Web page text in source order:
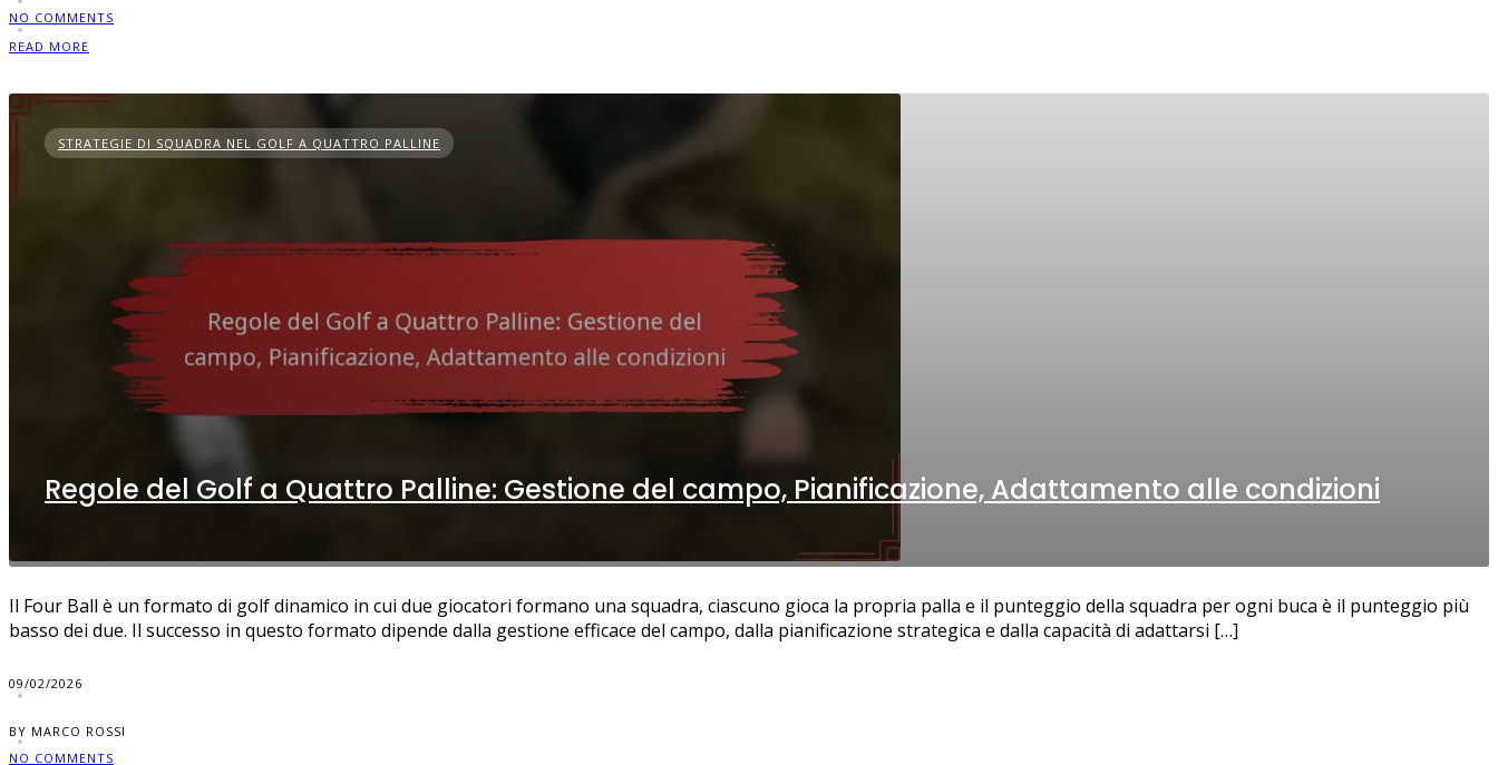
NO COMMENTS
READ MORE
STRATEGIE DI SQUADRA NEL GOLF A QUATTRO PALLINE
Regole del Golf a Quattro Palline: Gestione del campo, Pianificazione, Adattamento alle condizioni
Il Four Ball è un formato di golf dinamico in cui due giocatori formano una squadra, ciascuno gioca la propria palla e il punteggio della squadra per ogni buca è il punteggio più
basso dei due. Il successo in questo formato dipende dalla gestione efficace del campo, dalla pianificazione strategica e dalla capacità di adattarsi […]
09/02/2026
BY MARCO ROSSI
NO COMMENTS